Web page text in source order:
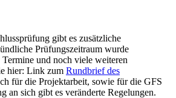
gibt es zusätzliche
Prüfungszeitraum wurde
und noch viele weiteren
hier: Link zum Rundbrief des
für die Projektarbeit, sowie für die GFS
an sich gibt es veränderte Regelungen.